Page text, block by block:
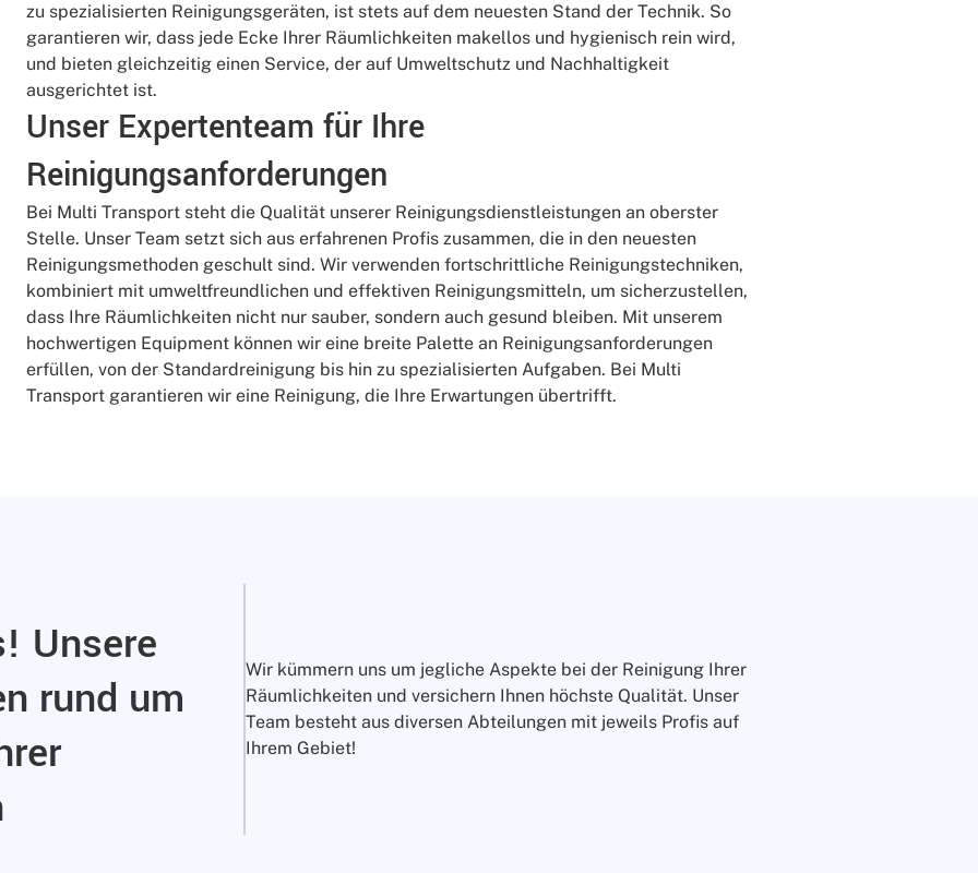
zu spezialisierten Reinigungsgeräten, ist stets auf dem neuesten Stand der Technik. So
garantieren wir, dass jede Ecke Ihrer Räumlichkeiten makellos und hygienisch rein wird,
und bieten gleichzeitig einen Service, der auf Umweltschutz und Nachhaltigkeit
ausgerichtet ist.
Unser Expertenteam für Ihre
Reinigungsanforderungen
Bei Multi Transport steht die Qualität unserer Reinigungsdienstleistungen an oberster
Stelle. Unser Team setzt sich aus erfahrenen Profis zusammen, die in den neuesten
Reinigungsmethoden geschult sind. Wir verwenden fortschrittliche Reinigungstechniken,
kombiniert mit umweltfreundlichen und effektiven Reinigungsmitteln, um sicherzustellen,
dass Ihre Räumlichkeiten nicht nur sauber, sondern auch gesund bleiben. Mit unserem
hochwertigen Equipment können wir eine breite Palette an Reinigungsanforderungen
erfüllen, von der Standardreinigung bis hin zu spezialisierten Aufgaben. Bei Multi
Transport garantieren wir eine Reinigung, die Ihre Erwartungen übertrifft.
Unsere
rund um
Wir kümmern uns um jegliche Aspekte bei der Reinigung Ihrer
Räumlichkeiten und versichern Ihnen höchste Qualität. Unser
Team besteht aus diversen Abteilungen mit jeweils Profis auf
Ihrem Gebiet!